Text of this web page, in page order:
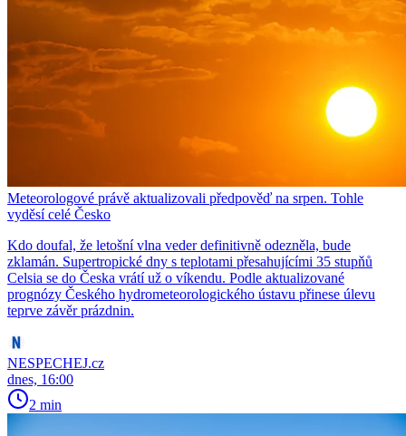
Meteorologové právě aktualizovali předpověď na srpen. Tohle
vyděsí celé Česko
Kdo doufal, že letošní vlna veder definitivně odezněla, bude
zklamán. Supertropické dny s teplotami přesahujícími 35 stupňů
Celsia se do Česka vrátí už o víkendu. Podle aktualizované
prognózy Českého hydrometeorologického ústavu přinese úlevu
teprve závěr prázdnin.
NESPECHEJ.cz
dnes, 16:00
2 min